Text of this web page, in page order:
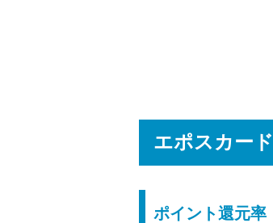
エポスカー
ポイント還元率